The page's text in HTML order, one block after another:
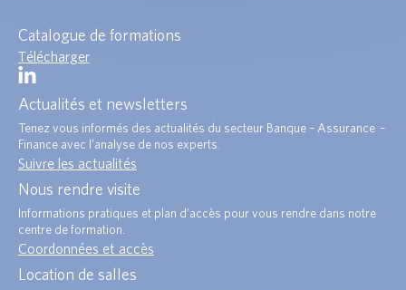
Catalogue de formations
Télécharger
Actualités et newsletters
Tenez vous informés des actualités du secteur Banque – Assurance –
Finance avec l’analyse de nos experts.
Suivre les actualités
Nous rendre visite
Informations pratiques et plan d’accès pour vous rendre dans notre
centre de formation.
Coordonnées et accès
Location de salles